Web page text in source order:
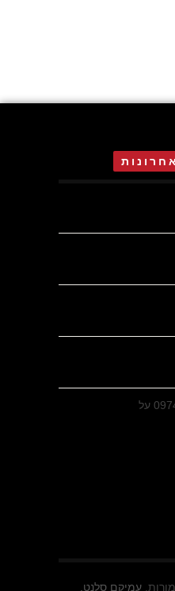
על
עמיקם סלנט.